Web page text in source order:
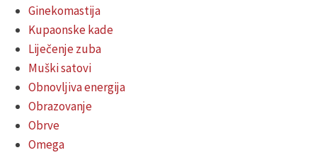
Ginekomastija
Kupaonske kade
Liječenje zuba
Muški satovi
Obnovljiva energija
Obrazovanje
Obrve
Omega